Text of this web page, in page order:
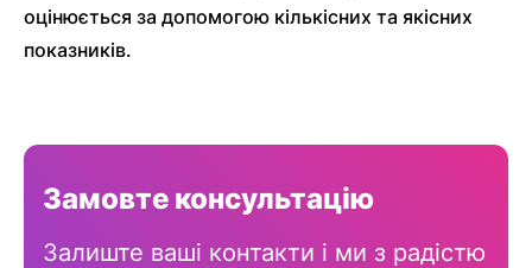
оцінюється за допомогою кількісних та якісних
показників.
Замовте консультацію
Залиште ваші контакти і ми з радістю